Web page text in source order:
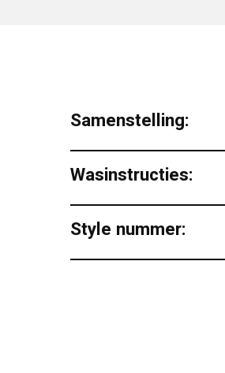
Samenstelling:
Wasinstructies:
Style nummer: